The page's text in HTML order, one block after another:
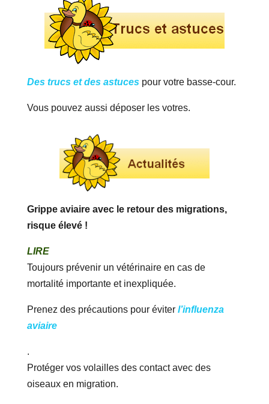
Des trucs et des astucespour votre basse-cour.
Vous pouvez aussi déposer les votres.
Grippe aviaire avec le retour des migrations,
risque élevé !
LIRE
Toujours prévenir un vétérinaire en cas de
mortalité importante et inexpliquée.
Prenez des précautions pour éviter l’influenza
aviaire
.
Protéger vos volailles des contact avec des
oiseaux en migration.